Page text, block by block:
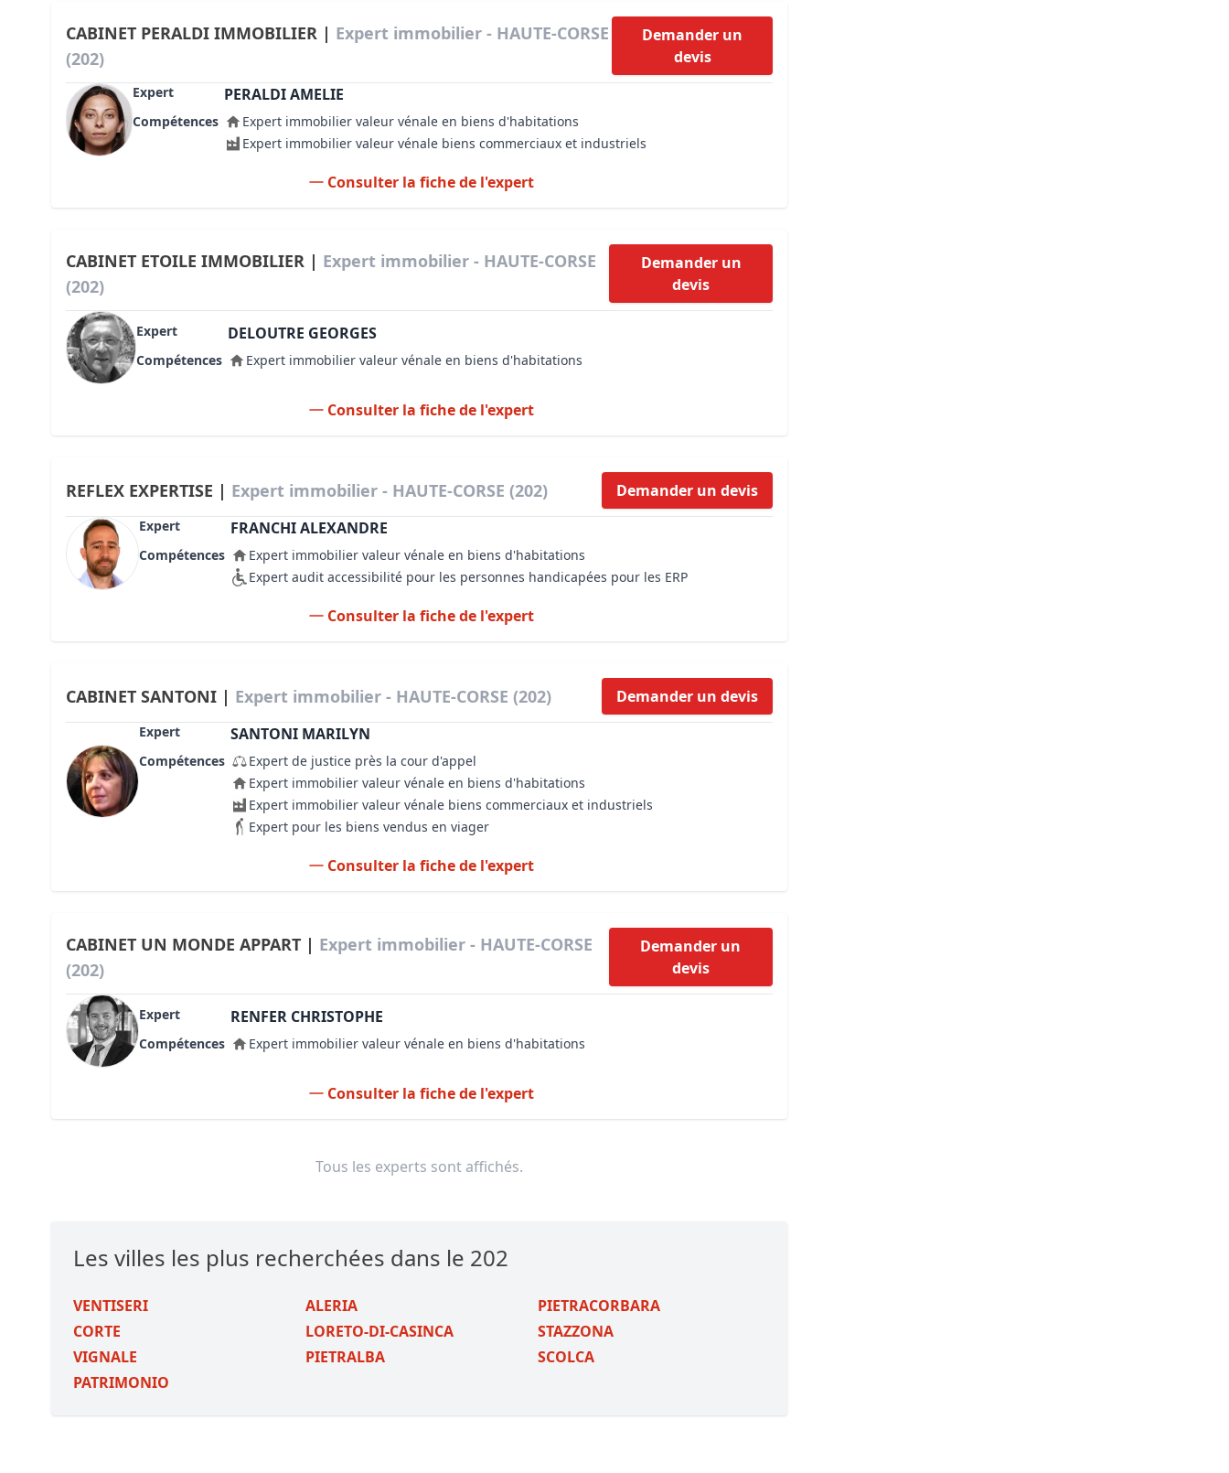
CABINET PERALDI IMMOBILIER | Expert immobilier - HAUTE-CORSE
(202)
Demander un
devis
Expert PERALDI AMELIE
Compétences
Expert immobilier valeur vénale en biens d'habitations
Expert immobilier valeur vénale biens commerciaux et industriels
Consulter la fiche de l'expert
CABINET ETOILE IMMOBILIER | Expert immobilier - HAUTE-CORSE
(202)
Demander un
devis
Expert DELOUTRE GEORGES
Compétences Expert immobilier valeur vénale en biens d'habitations
Consulter la fiche de l'expert
REFLEX EXPERTISE | Expert immobilier - HAUTE-CORSE (202) Demander un devis
Expert FRANCHI ALEXANDRE
Compétences
Expert immobilier valeur vénale en biens d'habitations
Expert audit accessibilité pour les personnes handicapées pour les ERP
Consulter la fiche de l'expert
CABINET SANTONI | Expert immobilier - HAUTE-CORSE (202) Demander un devis
Expert SANTONI MARILYN
Compétences
Expert de justice près la cour d'appel
Expert immobilier valeur vénale en biens d'habitations
Expert immobilier valeur vénale biens commerciaux et industriels
Expert pour les biens vendus en viager
Consulter la fiche de l'expert
CABINET UN MONDE APPART | Expert immobilier - HAUTE-CORSE
(202)
Demander un
devis
Expert RENFER CHRISTOPHE
Compétences Expert immobilier valeur vénale en biens d'habitations
Consulter la fiche de l'expert
Tous les experts sont affichés.
Les villes les plus recherchées dans le 202
VENTISERI ALERIA
PIETRACORBARA
CORTE
LORETO-DI-CASINCA
STAZZONA
VIGNALE
PIETRALBA
SCOLCA
PATRIMONIO